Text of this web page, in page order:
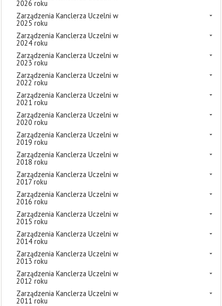
2026 roku
Zarządzenia Kanclerza Uczelni w
2025 roku
Zarządzenia Kanclerza Uczelni w
2024 roku
Zarządzenia Kanclerza Uczelni w
2023 roku
Zarządzenia Kanclerza Uczelni w
2022 roku
Zarządzenia Kanclerza Uczelni w
2021 roku
Zarządzenia Kanclerza Uczelni w
2020 roku
Zarządzenia Kanclerza Uczelni w
2019 roku
Zarządzenia Kanclerza Uczelni w
2018 roku
Zarządzenia Kanclerza Uczelni w
2017 roku
Zarządzenia Kanclerza Uczelni w
2016 roku
Zarządzenia Kanclerza Uczelni w
2015 roku
Zarządzenia Kanclerza Uczelni w
2014 roku
Zarządzenia Kanclerza Uczelni w
2013 roku
Zarządzenia Kanclerza Uczelni w
2012 roku
Zarządzenia Kanclerza Uczelni w
2011 roku